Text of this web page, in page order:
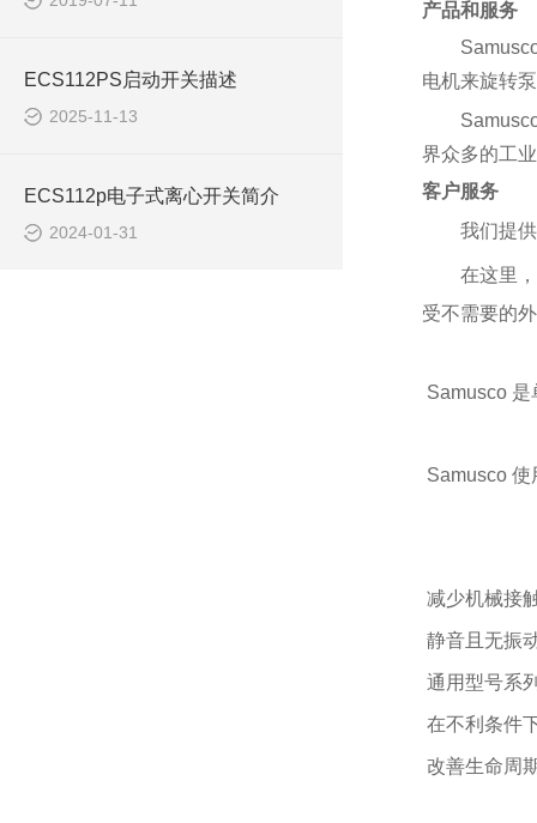
ECS112PS启动开关描述
2025-11-13
ECS112p电子式离心开关简介
2024-01-31
产品和服务
电机来旋转
界众多的工
客户服务
我们提
在这里
受不需要的
Samusco
Samusco
减少
静音
通用型号
在不利条
改善